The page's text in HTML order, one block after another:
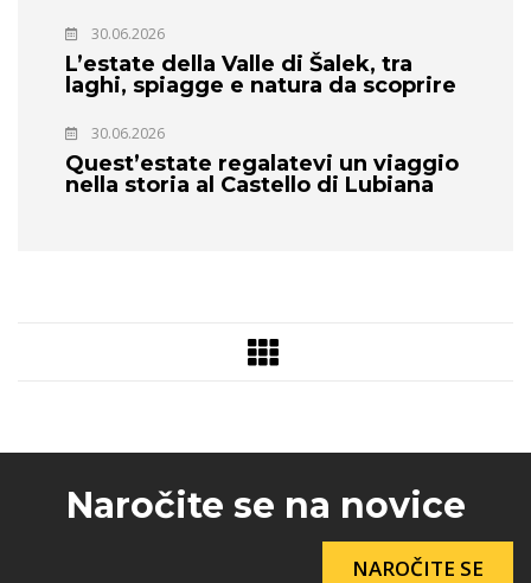
30.06.2026
L’estate della Valle di Šalek, tra
laghi, spiagge e natura da scoprire
30.06.2026
Quest’estate regalatevi un viaggio
nella storia al Castello di Lubiana
Naročite se na novice
NAROČITE SE